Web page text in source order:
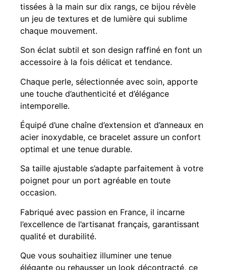
tissées à la main sur dix rangs, ce bijou révèle
un jeu de textures et de lumière qui sublime
chaque mouvement.
Son éclat subtil et son design raffiné en font un
accessoire à la fois délicat et tendance.
Chaque perle, sélectionnée avec soin, apporte
une touche d’authenticité et d’élégance
intemporelle.
Équipé d’une chaîne d’extension et d’anneaux en
acier inoxydable, ce bracelet assure un confort
optimal et une tenue durable.
Sa taille ajustable s’adapte parfaitement à votre
poignet pour un port agréable en toute
occasion.
Fabriqué avec passion en France, il incarne
l’excellence de l’artisanat français, garantissant
qualité et durabilité.
Que vous souhaitiez illuminer une tenue
élégante ou rehausser un look décontracté, ce